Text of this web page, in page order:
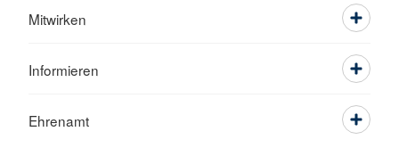
Mitwirken
Informieren
Ehrenamt